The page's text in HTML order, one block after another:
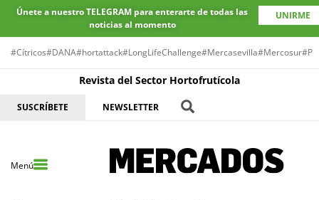
Únete a nuestro TELEGRAM para enterarte de todas las
noticias al momento
UNIRME
#Cítricos#DANA#hortattack#LongLifeChallenge#Mercasevilla#Mercosur
Revista del Sector Hortofrutícola
SUSCRÍBETE NEWSLETTER
Menú